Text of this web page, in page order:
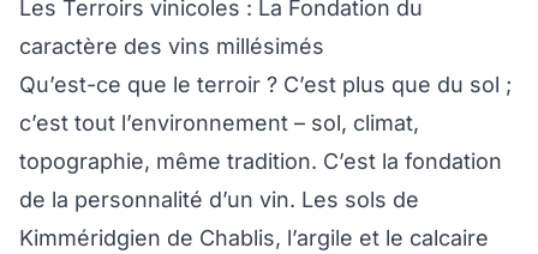
Les Terroirs vinicoles : La Fondation du
caractère des vins millésimés
Qu’est-ce que le terroir ? C’est plus que du sol ;
c’est tout l’environnement – sol, climat,
topographie, même tradition. C’est la fondation
de la personnalité d’un vin. Les sols de
Kimméridgien de Chablis, l’argile et le calcaire